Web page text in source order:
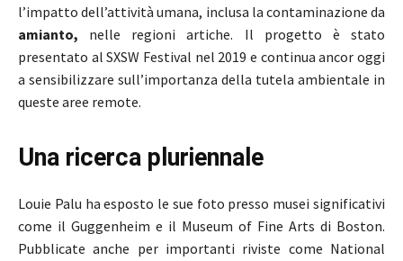
l’impatto dell’attività umana, inclusa la contaminazione da
amianto, nelle regioni artiche.
Il progetto è stato
presentato al SXSW Festival nel 2019 e continua ancor oggi
a sensibilizzare sull’importanza della tutela ambientale in
queste aree remote.
Una ricerca pluriennale
Louie Palu ha esposto le sue foto presso musei significativi
come il Guggenheim e il Museum of Fine Arts di Boston.
Pubblicate anche per importanti riviste come National